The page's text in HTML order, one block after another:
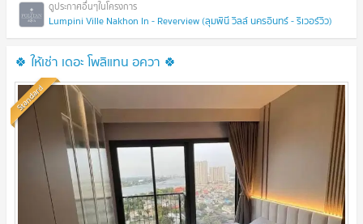
Lumpini Ville Nakhon In - Reverview (ลุมพินี วิลล์ นครอินทร์ - ริเวอร์วิว)
🍀 ให้เช่า เดอะ โพลิแทน อควา 🍀
Standard